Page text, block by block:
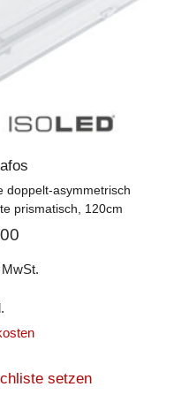
doppelt-asymmetrisch
prismatisch, 120cm
setzen